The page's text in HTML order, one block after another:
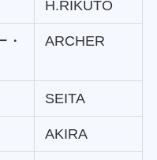
H.RIKUTO
・
ARCHER
SEITA
AKIRA